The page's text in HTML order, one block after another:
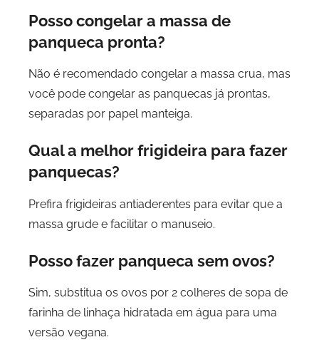
Posso congelar a massa de
panqueca pronta?
Não é recomendado congelar a massa crua, mas
você pode congelar as panquecas já prontas,
separadas por papel manteiga.
Qual a melhor frigideira para fazer
panquecas?
Prefira frigideiras antiaderentes para evitar que a
massa grude e facilitar o manuseio.
Posso fazer panqueca sem ovos?
Sim, substitua os ovos por 2 colheres de sopa de
farinha de linhaça hidratada em água para uma
versão vegana.